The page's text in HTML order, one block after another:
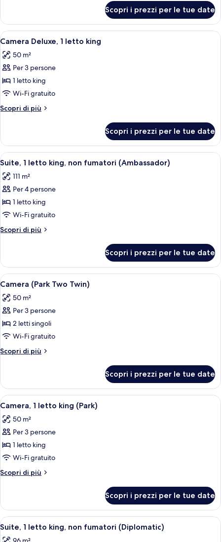
singoli
Deluxe,
letti
Scopri i prezzi per le tue date
Apri
tutte
le
foto
per
Camera
Deluxe,
1
king
Una camera d'albergo moderna con
6
Camera Deluxe, 1 letto king
50 m²
Per 3 persone
1 letto king
Wi-Fi gratuito
Scopri di più
Altri
Deluxe,
letto
Scopri i prezzi per le tue date
Apri
tutte
le
foto
per
Suite,
1
letto
non
fumatori
(Ambassador)
Una camera d'albergo moderna
5
Suite, 1 letto king, non fumatori (Ambassador)
111 m²
Per 4 persone
1 letto king
Wi-Fi gratuito
Scopri di più
Altri
1
letto
king,
fumatori
(Ambassador)
Scopri i prezzi per le tue date
Apri
tutte
le
foto
per
Camera
(Park
Two
Una camera d'albergo moderna con
7
Camera (Park Two Twin)
50 m²
Per 3 persone
2 letti singoli
Wi-Fi gratuito
Scopri di più
Altri
(Park
Two
Twin)
Scopri i prezzi per le tue date
Apri
tutte
le
foto
per
Camera,
1
letto
(Park)
Camera d'albergo moderna con un
8
Camera, 1 letto king (Park)
50 m²
Per 3 persone
1 letto king
Wi-Fi gratuito
Scopri di più
Altri
1
letto
king
Scopri i prezzi per le tue date
Apri
tutte
Una moderna camera d'hotel con
4
Suite, 1 letto king, non fumatori (Diplomatic)